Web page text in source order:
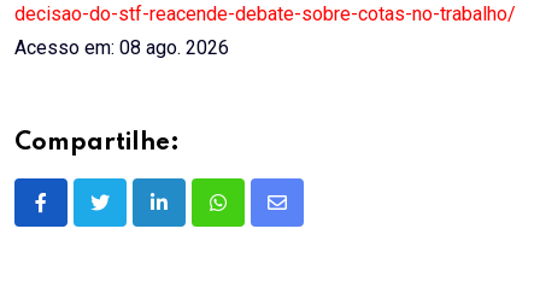
decisao-do-stf-reacende-debate-sobre-cotas-no-trabalho/
Acesso em: 08 ago. 2026
Compartilhe:
LinkedInWhatsappShare